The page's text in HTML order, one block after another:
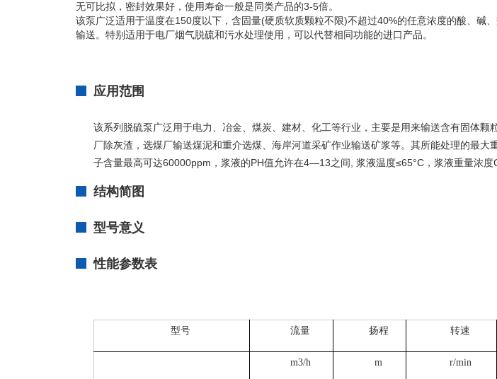
无可比拟，密封效果好，使用寿命一般是同类产品的3-5倍。
该泵广泛适用于温度在150度以下，含固量(硬质软质颗粒不限)不超过40%的任意浓度的酸、碱
输送。特别适用于电厂烟气脱硫和污水处理使用，可以代替相同功能的进口产品。
应用范围
该系列脱硫泵广泛用于电力、冶金、煤炭、建材、化工等行业，主要是用来输送含有固体颗
厂除灰渣，选煤厂输送煤泥和重介选煤、海岸河道采矿作业输送矿浆等。其所能处理的最大
子含量最高可达60000ppm，浆液的PH值允许在4—13之间, 浆液温度≤65°C，浆液重量浓度
结构简图
型号意义
性能参数表
型号 流量 扬程 转速
m3/h m r/min